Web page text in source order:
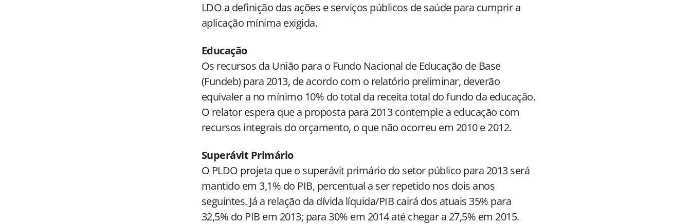
LDO a definição das ações e serviços públicos de saúde para cumprir a
aplicação mínima exigida.
Educação
Os recursos da União para o Fundo Nacional de Educação de Base
(Fundeb) para 2013, de acordo com o relatório preliminar, deverão
equivaler a no mínimo 10% do total da receita total do fundo da educação.
O relator espera que a proposta para 2013 contemple a educação com
recursos integrais do orçamento, o que não ocorreu em 2010 e 2012.
Superávit Primário
O PLDO projeta que o superávit primário do setor público para 2013 será
mantido em 3,1% do PIB, percentual a ser repetido nos dois anos
seguintes. Já a relação da dívida líquida/PIB cairá dos atuais 35% para
32,5% do PIB em 2013; para 30% em 2014 até chegar a 27,5% em 2015.